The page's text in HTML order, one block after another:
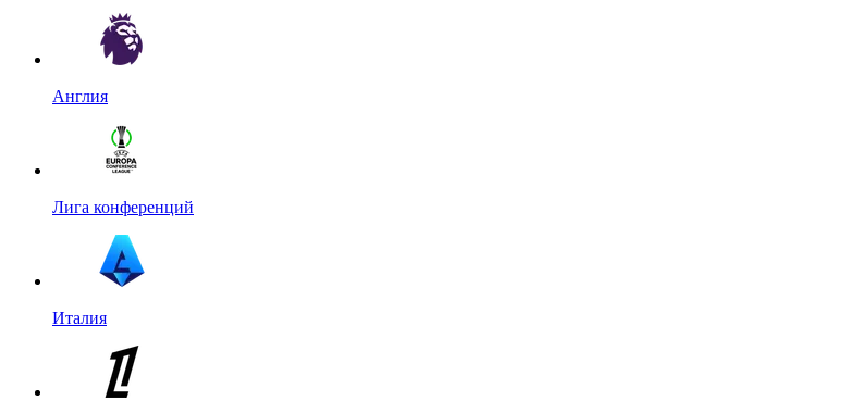
Англия
Лига конференций
Италия